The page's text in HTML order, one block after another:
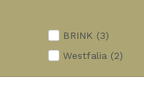
BRINK (3)
Westfalia (2)